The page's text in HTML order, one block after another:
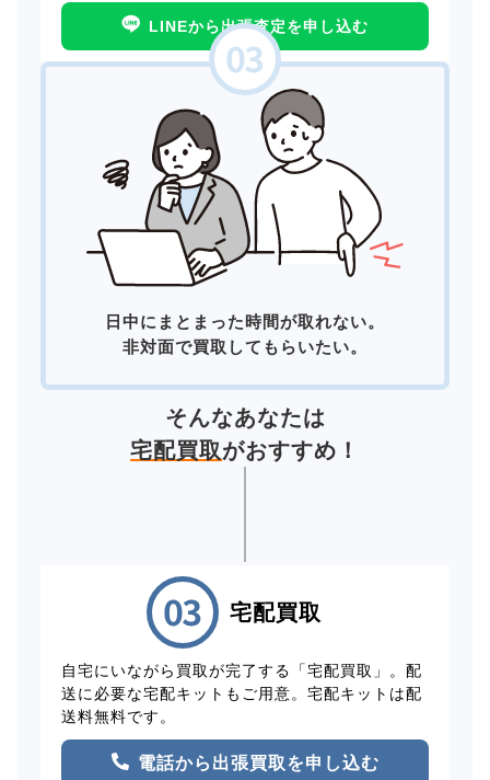
LINEから出張査定を申し込む
日中にまとまった時間が取れない。
非対面で買取してもらいたい。
そんなあなたは
宅配買取がおすすめ！
宅配買取
自宅にいながら買取が完了する「宅配買取」。配
送に必要な宅配キットもご用意。宅配キットは配
送料無料です。
電話から出張買取を申し込む